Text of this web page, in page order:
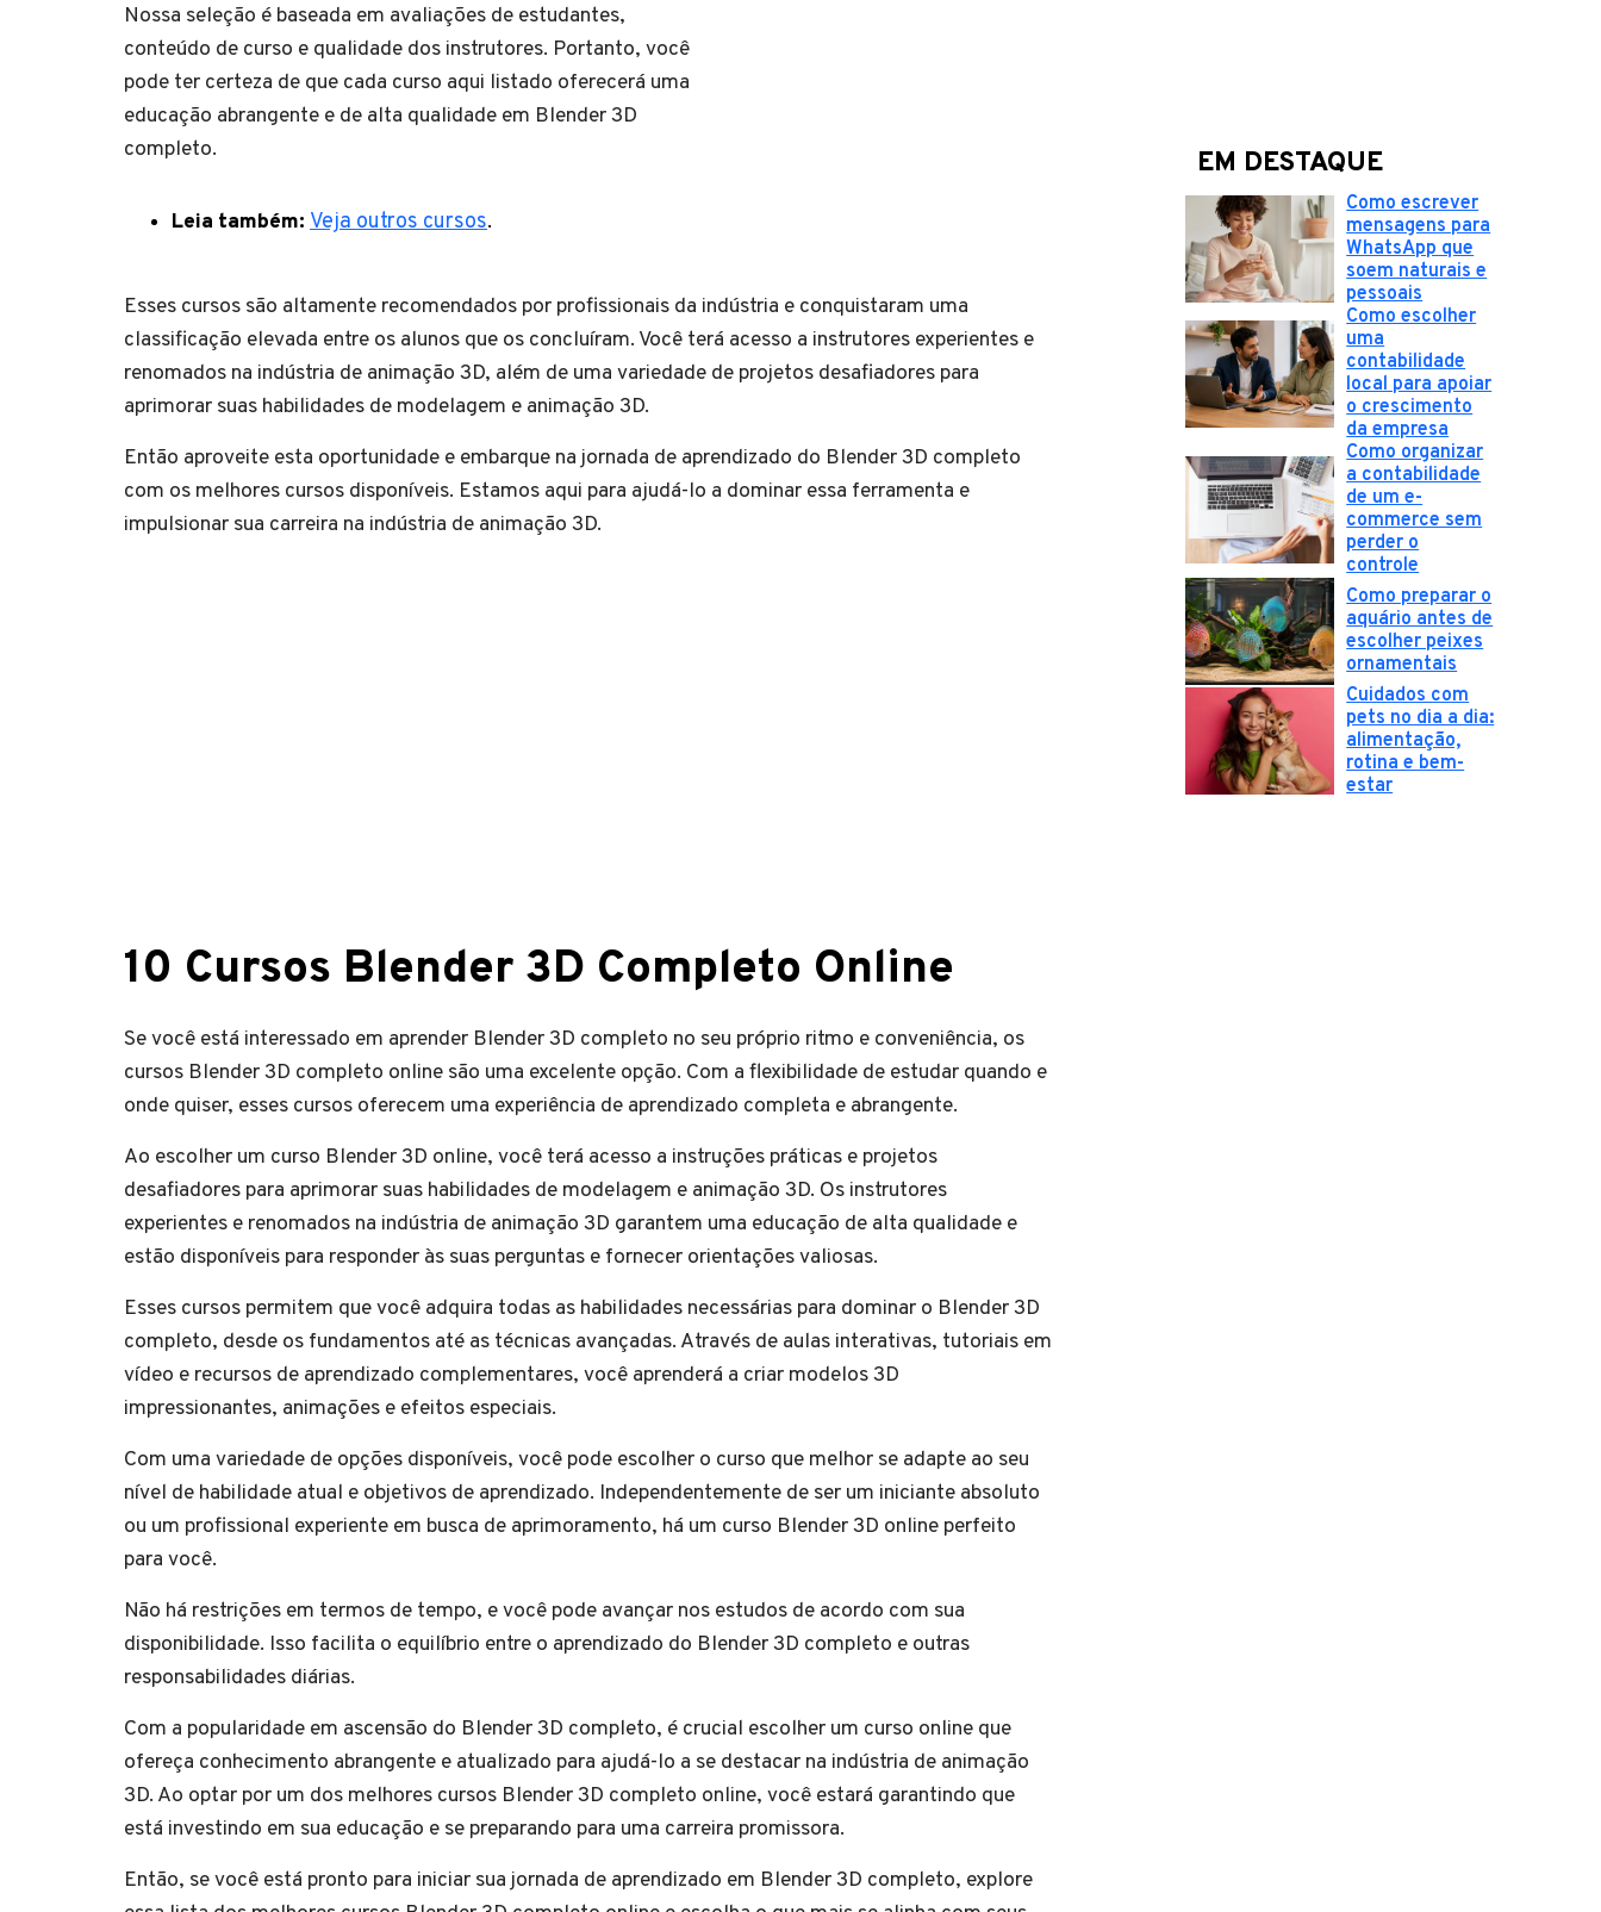
Nossa seleção é baseada em avaliações de estudantes,
conteúdo de curso e qualidade dos instrutores. Portanto, você
pode ter certeza de que cada curso aqui listado oferecerá uma
educação abrangente e de alta qualidade em Blender 3D
completo.
Leia também: Veja outros cursos.
Esses cursos são altamente recomendados por profissionais da indústria e conquistaram uma
classificação elevada entre os alunos que os concluíram. Você terá acesso a instrutores experientes e
renomados na indústria de animação 3D, além de uma variedade de projetos desafiadores para
aprimorar suas habilidades de modelagem e animação 3D.
Então aproveite esta oportunidade e embarque na jornada de aprendizado do Blender 3D completo
com os melhores cursos disponíveis. Estamos aqui para ajudá-lo a dominar essa ferramenta e
impulsionar sua carreira na indústria de animação 3D.
10 Cursos Blender 3D Completo Online
Se você está interessado em aprender Blender 3D completo no seu próprio ritmo e conveniência, os
cursos Blender 3D completo online são uma excelente opção. Com a flexibilidade de estudar quando e
onde quiser, esses cursos oferecem uma experiência de aprendizado completa e abrangente.
Ao escolher um curso Blender 3D online, você terá acesso a instruções práticas e projetos
desafiadores para aprimorar suas habilidades de modelagem e animação 3D. Os instrutores
experientes e renomados na indústria de animação 3D garantem uma educação de alta qualidade e
estão disponíveis para responder às suas perguntas e fornecer orientações valiosas.
Esses cursos permitem que você adquira todas as habilidades necessárias para dominar o Blender 3D
completo, desde os fundamentos até as técnicas avançadas. Através de aulas interativas, tutoriais em
vídeo e recursos de aprendizado complementares, você aprenderá a criar modelos 3D
impressionantes, animações e efeitos especiais.
Com uma variedade de opções disponíveis, você pode escolher o curso que melhor se adapte ao seu
nível de habilidade atual e objetivos de aprendizado. Independentemente de ser um iniciante absoluto
ou um profissional experiente em busca de aprimoramento, há um curso Blender 3D online perfeito
para você.
Não há restrições em termos de tempo, e você pode avançar nos estudos de acordo com sua
disponibilidade. Isso facilita o equilíbrio entre o aprendizado do Blender 3D completo e outras
responsabilidades diárias.
Com a popularidade em ascensão do Blender 3D completo, é crucial escolher um curso online que
ofereça conhecimento abrangente e atualizado para ajudá-lo a se destacar na indústria de animação
3D. Ao optar por um dos melhores cursos Blender 3D completo online, você estará garantindo que
está investindo em sua educação e se preparando para uma carreira promissora.
Então, se você está pronto para iniciar sua jornada de aprendizado em Blender 3D completo, explore
EM DESTAQUE
Como escrever
mensagens para
WhatsApp que
soem naturais e
pessoais
Como escolher
uma
contabilidade
local para apoiar
o crescimento
da empresa
Como organizar
a contabilidade
de um e-
commerce sem
perder o
controle
Como preparar o
aquário antes de
escolher peixes
ornamentais
Cuidados com
pets no dia a dia:
alimentação,
rotina e bem-
estar